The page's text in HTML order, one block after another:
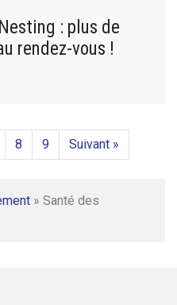
: plus de
rendez-vous !
8 9 Suivant »
» Santé des